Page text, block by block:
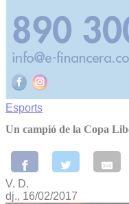
Esports
Un campió de la Copa
V. D.
dj., 16/02/2017